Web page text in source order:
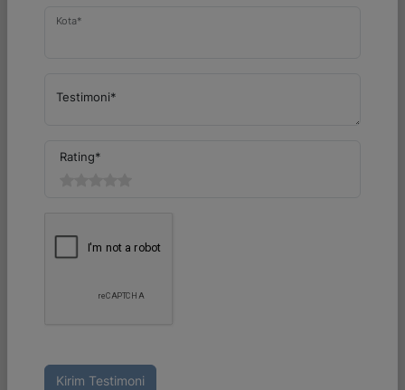
Kota*
Testimoni*
Rating*
Kirim Testimoni